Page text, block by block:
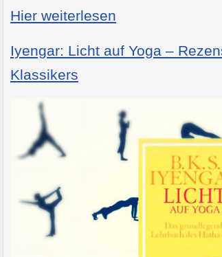
Hier weiterlesen
Iyengar: Licht auf Yoga –
Klassikers